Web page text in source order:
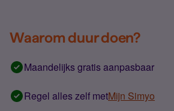
Waarom duur doen?
Maandelijks gratis aanpasbaar
Regel alles zelf metMijn Simyo